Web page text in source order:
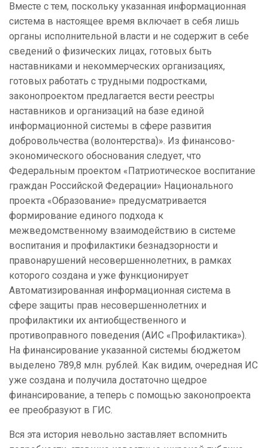
Вместе с тем, поскольку указанная информационная
система в настоящее время включает в себя лишь
органы исполнительной власти и не содержит в себе
сведений о физических лицах, готовых быть
наставниками и некоммерческих организациях,
готовых работать с трудными подростками,
законопроектом предлагается вести реестры
наставников и организаций на базе единой
информационной системы в сфере развития
добровольчества (волонтерства)». Из финансово-
экономического обоснования следует, что
Федеральным проектом «Патриотическое воспитание
граждан Российской Федерации» Национального
проекта «Образование» предусматривается
формирование единого подхода к
межведомственному взаимодействию в системе
воспитания и профилактики безнадзорности и
правонарушений несовершеннолетних, в рамках
которого создана и уже функционирует
Автоматизированная информационная система в
сфере защиты прав несовершеннолетних и
профилактики их антиобщественного и
противоправного поведения (АИС «Профилактика»).
На финансирование указанной системы бюджетом
выделено 789,8 млн. рублей. Как видим, очередная ИС
уже создана и получила достаточно щедрое
финансирование, а теперь с помощью законопроекта
ее преобразуют в ГИС.
Вся эта история невольно заставляет вспомнить